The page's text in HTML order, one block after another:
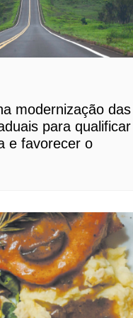
modernização das
para qualificar
e favorecer o